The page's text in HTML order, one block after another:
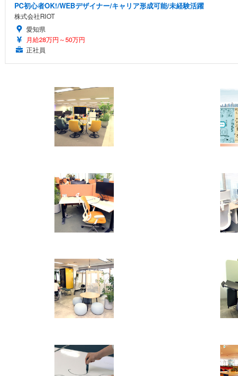
PC初心者OK!/WEBデザイナー/キャリア形成可能/未経験活躍
株式会社RIOT
愛知県
月給28万円～50万円
正社員